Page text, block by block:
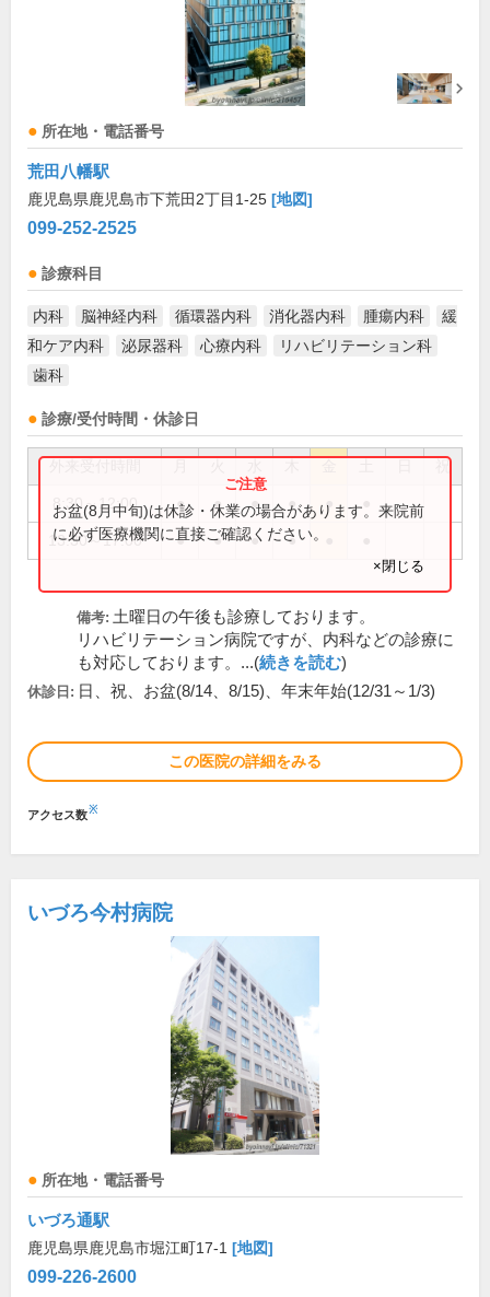
所在地・電話番号
荒田八幡駅
鹿児島県鹿児島市下荒田2丁目1-25 [地図]
099-252-2525
診療科目
内科 脳神経内科 循環器内科 消化器内科 腫瘍内科
緩
和ケア内科
泌尿器科 心療内科
リハビリテーション科
歯科
診療/受付時間・休診日
祝
8:30～12:00 ● ● ● ● ●
13:30～17:00 ● ● ● ●
お盆(8月中旬)は休診・休業の場合があります。来院前
に必ず医療機関に直接ご確認ください。
×閉じる
備考: 土曜日の午後も診療しております。
リハビリテーション病院ですが、内科などの診療に
も対応しております。...(続きを読む)
休診日: 日、祝、お盆(8/14、8/15)、年末年始(12/31～1/3)
この医院の詳細をみる
アクセス数※
いづろ今村病院
所在地・電話番号
いづろ通駅
鹿児島県鹿児島市堀江町17-1 [地図]
099-226-2600